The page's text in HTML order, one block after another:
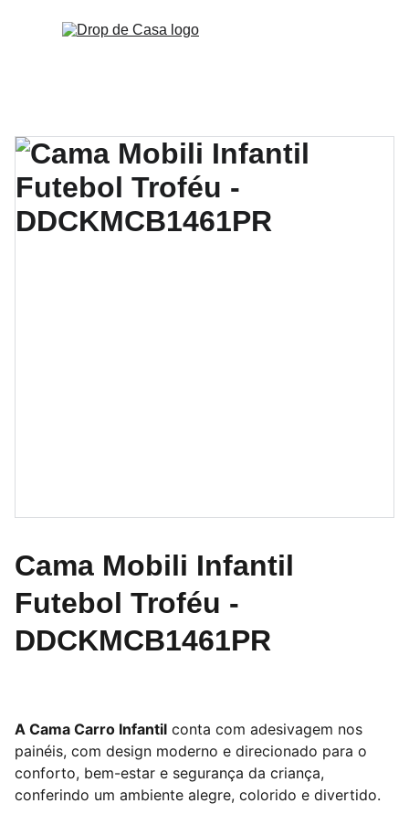
Cama Mobili Infantil
Futebol Troféu -
DDCKMCB1461PR
A Cama Carro Infantil conta com adesivagem nos
painéis, com design moderno e direcionado para o
conforto, bem-estar e segurança da criança,
conferindo um ambiente alegre, colorido e divertido.